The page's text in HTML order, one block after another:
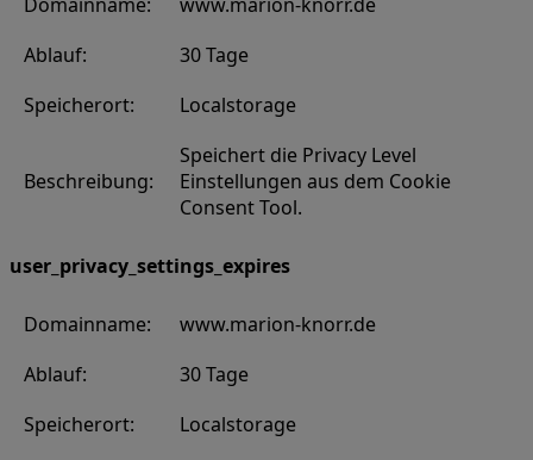
Domainname:
www.marion-knorr.de
Ablauf:
30 Tage
Speicherort:
Localstorage
Beschreibung:
Speichert die Privacy Level
Einstellungen aus dem Cookie
Consent Tool.
user_privacy_settings_expires
Domainname:
www.marion-knorr.de
Ablauf:
30 Tage
Speicherort:
Localstorage